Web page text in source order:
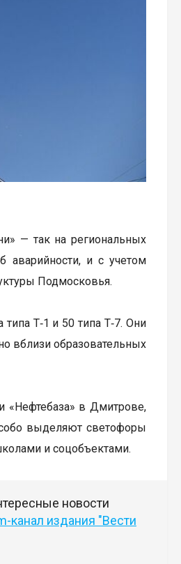
— так на региональных
аварийности, и с учетом
Подмосковья.
Т‑1 и 50 типа Т‑7. Они
вблизи образовательных
«Нефтебаза» в Дмитрове,
выделяют светофоры
и соцобъектами.
новости
канал издания "Вести